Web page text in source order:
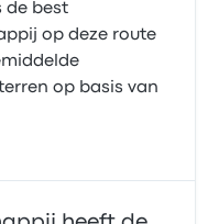
de best
op deze route
op basis van